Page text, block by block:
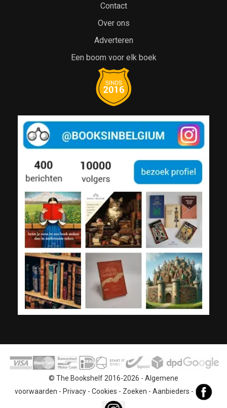
Contact
Over ons
Adverteren
Een boom voor elk boek
© The Bookshelf 2016-2026 - Algemene
voorwaarden - Privacy- Cookies - Zoeken - Aanbieders -